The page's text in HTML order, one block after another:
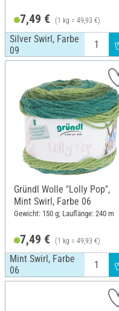
7,49 € (1 kg = 49,93 €)
Silver Swirl, Farbe
09
Gründl Wolle "Lolly Pop",
Mint Swirl, Farbe 06
Gewicht: 150 g; Lauflänge: 240 m
7,49 € (1 kg = 49,93 €)
Mint Swirl, Farbe
06